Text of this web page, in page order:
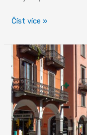
Magická
Číst více »